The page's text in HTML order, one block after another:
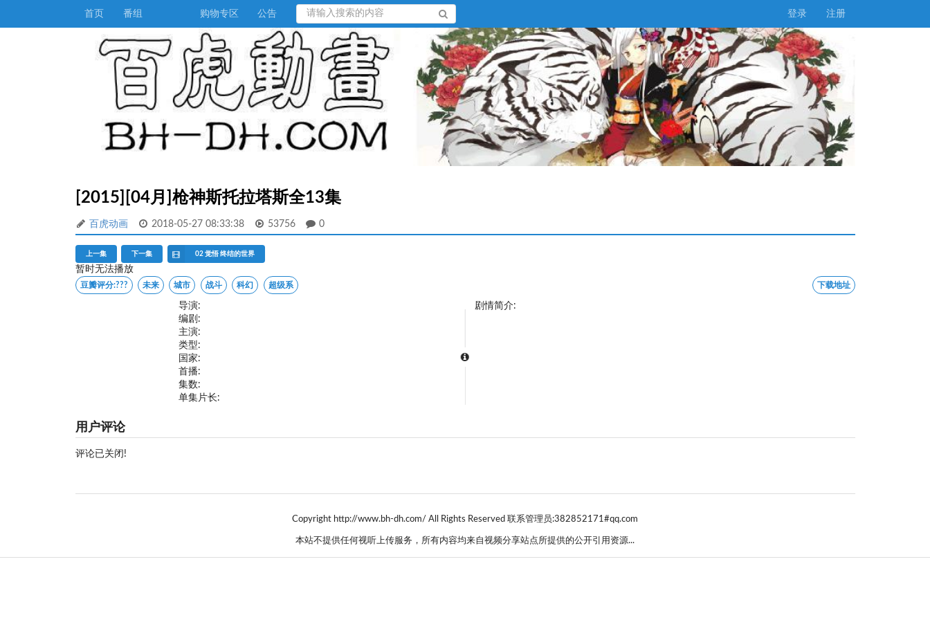
首页 番组 购物专区 公告 登录 注册
[2015][04月]枪神斯托拉塔斯全13集
百虎动画 2018-05-27 08:33:38 53756 0
上一集 下一集 02 觉悟 终结的世界
暂时无法播放
豆瓣评分:??? 未来 城市 战斗 科幻 超级系 下载地址
导演:
编剧:
主演:
类型:
国家:
首播:
集数:
单集片长:
剧情简介:
用户评论
评论已关闭!
Copyright http://www.bh-dh.com/ All Rights Reserved 联系管理员:382852171#qq.com
本站不提供任何视听上传服务，所有内容均来自视频分享站点所提供的公开引用资源...